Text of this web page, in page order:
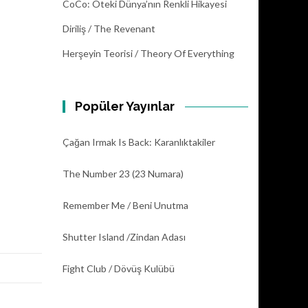
CoCo: Öteki Dünya’nın Renkli Hikayesi
Diriliş / The Revenant
Herşeyin Teorisi / Theory Of Everything
Popüler Yayınlar
Çağan Irmak Is Back: Karanlıktakiler
The Number 23 (23 Numara)
Remember Me / Beni Unutma
Shutter Island /Zindan Adası
Fight Club / Dövüş Kulübü